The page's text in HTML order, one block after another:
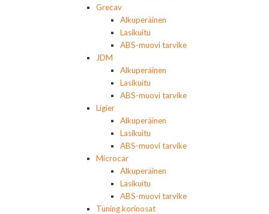
Grecav
Alkuperäinen
Lasikuitu
ABS-muovi tarvike
JDM
Alkuperäinen
Lasikuitu
ABS-muovi tarvike
Ligier
Alkuperäinen
Lasikuitu
ABS-muovi tarvike
Microcar
Alkuperäinen
Lasikuitu
ABS-muovi tarvike
Tuning korinosat